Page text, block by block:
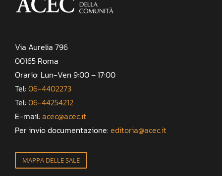
Via Aurelia 796
00165 Roma
Orario: Lun-Ven 9:00 – 17:00
Tel: 06-4402273
Tel: 06-44254212
E-mail: acec@acec.it
Per invio documentazione: editoria@acec.it
MAPPA DELLE SALE